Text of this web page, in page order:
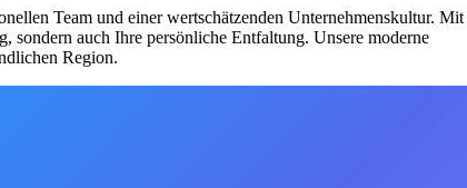
Team und einer wertschätzenden Unternehmenskultur. Mit
auch Ihre persönliche Entfaltung. Unsere moderne
Region.